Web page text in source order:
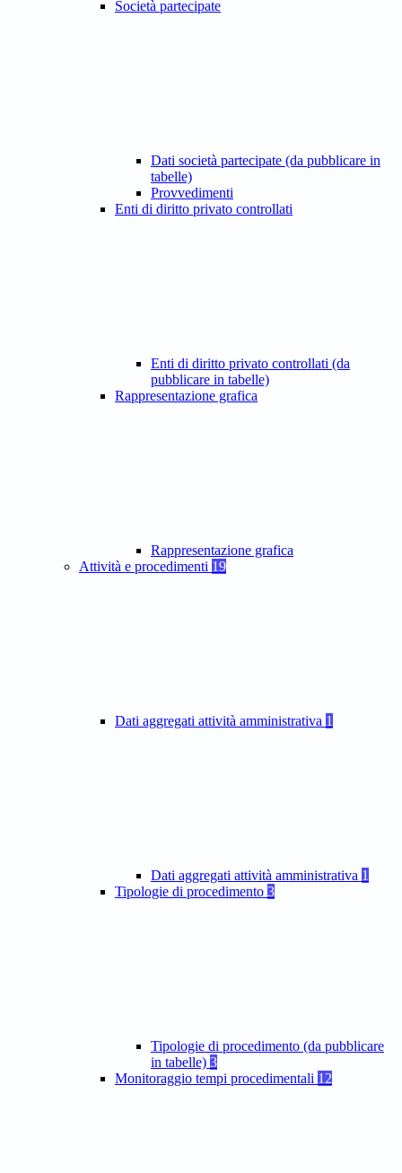
Società partecipate
Dati società partecipate (da pubblicare in
tabelle)
Provvedimenti
Enti di diritto privato controllati
Enti di diritto privato controllati (da
pubblicare in tabelle)
Rappresentazione grafica
Rappresentazione grafica
Attività e procedimenti 19
Dati aggregati attività amministrativa 1
Dati aggregati attività amministrativa 1
Tipologie di procedimento 3
Tipologie di procedimento (da pubblicare
in tabelle) 3
Monitoraggio tempi procedimentali 12